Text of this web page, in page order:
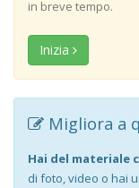
in breve tempo.
Inizia
Migliora a
Hai del materiale
di foto, video o hai